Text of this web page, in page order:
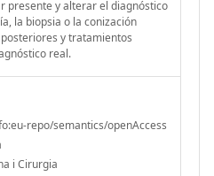
presente y alterar el diagnóstico
la biopsia o la conización
y tratamientos
real.
repo/semantics/openAccess
i Cirurgia